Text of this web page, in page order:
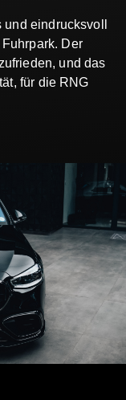
eindrucksvoll
Der
und das
für die RNG